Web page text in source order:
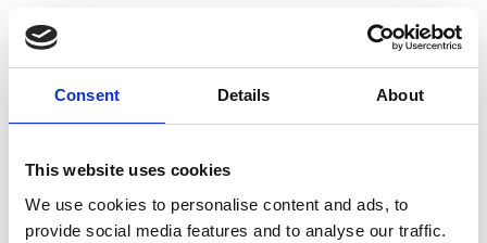
Consent Details About
This website uses cookies
We use cookies to personalise content and ads, to
provide social media features and to analyse our traffic.